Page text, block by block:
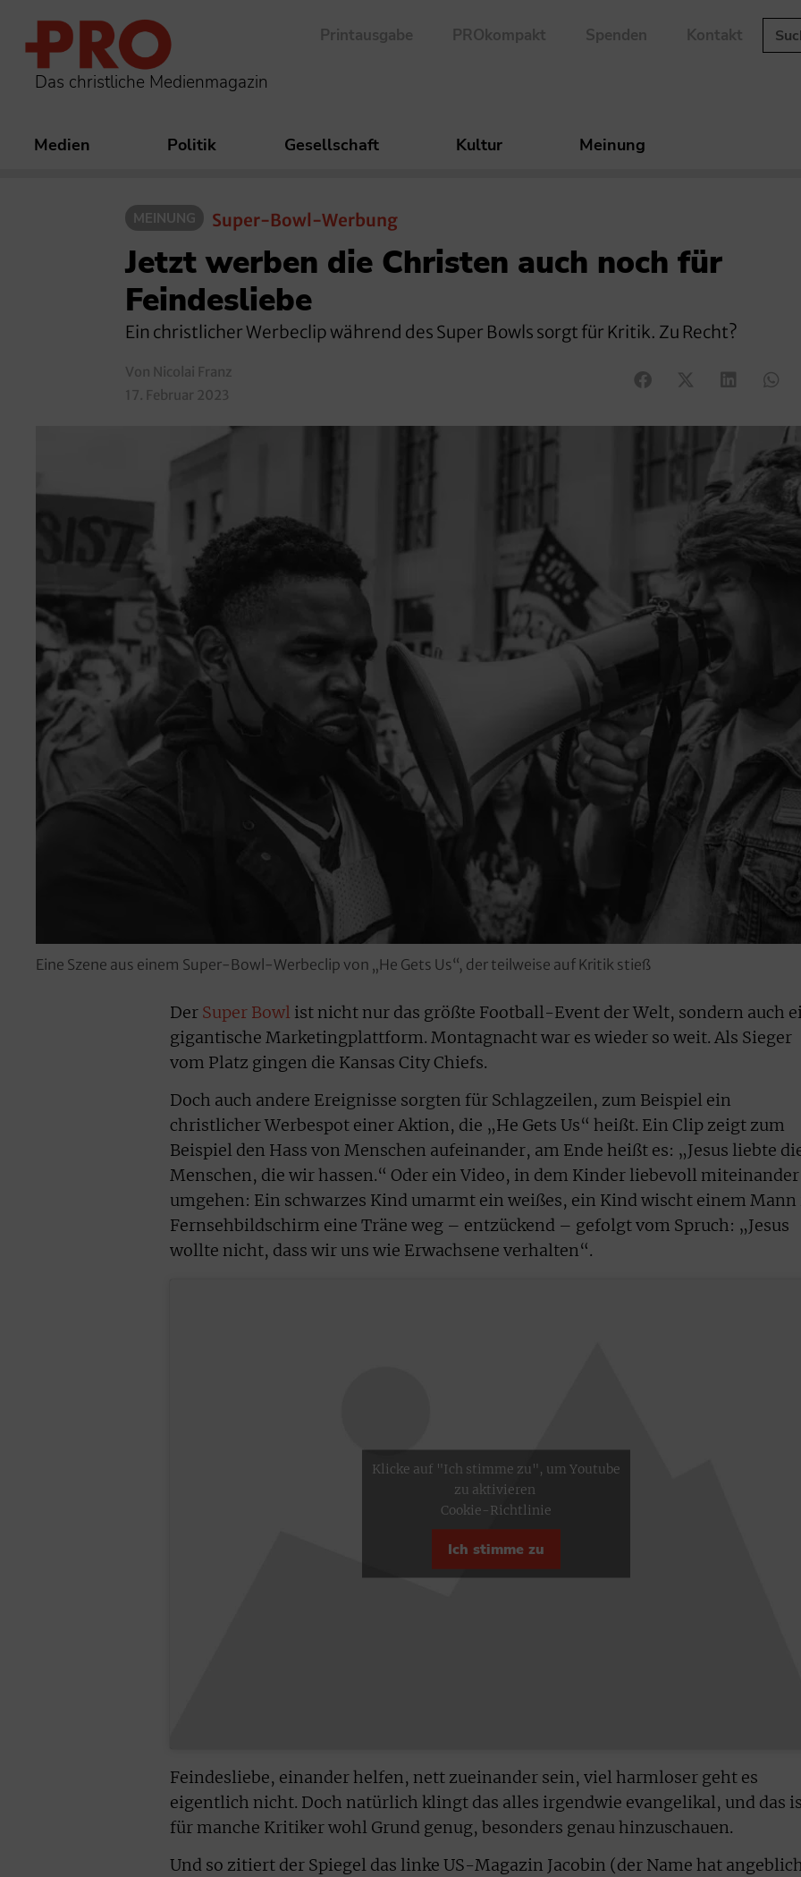
Das christliche Medienmagazin
Printausgabe PROkompakt Spenden Kontakt
Medien Politik Gesellschaft Kultur Meinung
MEINUNG Super-Bowl-Werbung
Jetzt werben die Christen auch noch für
Feindesliebe
Ein christlicher Werbeclip während des Super Bowls sorgt für Kritik. Zu Recht?
Von Nicolai Franz
17. Februar 2023
Eine Szene aus einem Super-Bowl-Werbeclip von „He Gets Us“, der teilweise auf Kritik stieß
Der Super Bowl ist nicht nur das größte Football-Event der Welt, sondern auch
gigantische Marketingplattform. Montagnacht war es wieder so weit. Als Sieger
vom Platz gingen die Kansas City Chiefs.
Doch auch andere Ereignisse sorgten für Schlagzeilen, zum Beispiel ein
christlicher Werbespot einer Aktion, die „He Gets Us“ heißt. Ein Clip zeigt zum
Beispiel den Hass von Menschen aufeinander, am Ende heißt es: „Jesus liebte
Menschen, die wir hassen.“ Oder ein Video, in dem Kinder liebevoll miteinander
umgehen: Ein schwarzes Kind umarmt ein weißes, ein Kind wischt einem
Fernsehbildschirm eine Träne weg – entzückend – gefolgt vom Spruch: „Jesus
wollte nicht, dass wir uns wie Erwachsene verhalten“.
Klicke auf "Ich stimme zu", um Youtube
zu aktivieren
Cookie-Richtlinie
Ich stimme zu
Feindesliebe, einander helfen, nett zueinander sein, viel harmloser geht es
eigentlich nicht. Doch natürlich klingt das alles irgendwie evangelikal, und das
für manche Kritiker wohl Grund genug, besonders genau hinzuschauen.
Und so zitiert der Spiegel das linke US-Magazin Jacobin (der Name hat